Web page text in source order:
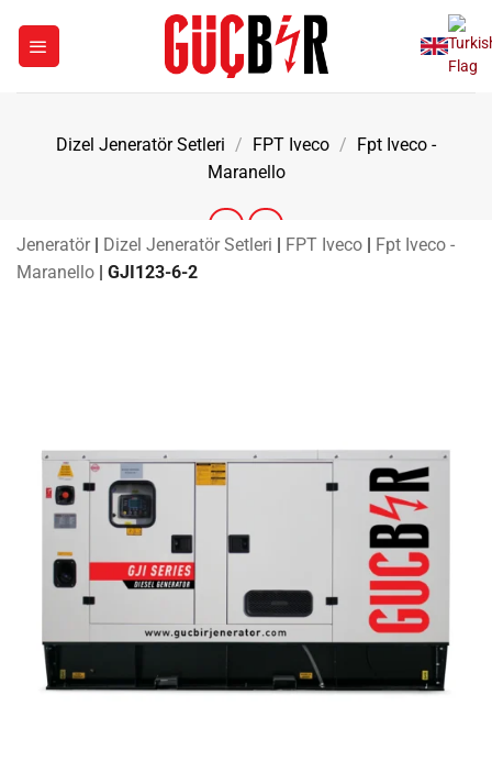
Dizel Jeneratör Setleri / FPT Iveco / Fpt Iveco -
Maranello
Jeneratör | Dizel Jeneratör Setleri | FPT Iveco | Fpt Iveco -
Maranello | GJI123-6-2